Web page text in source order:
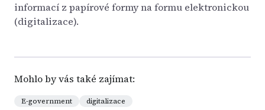
informací z papírové formy na formu elektronickou
(digitalizace).
Mohlo by vás také zajímat:
E-government digitalizace